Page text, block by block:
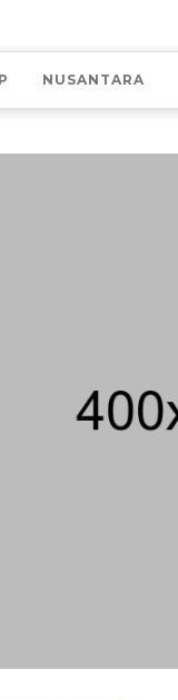
NUSANTARA